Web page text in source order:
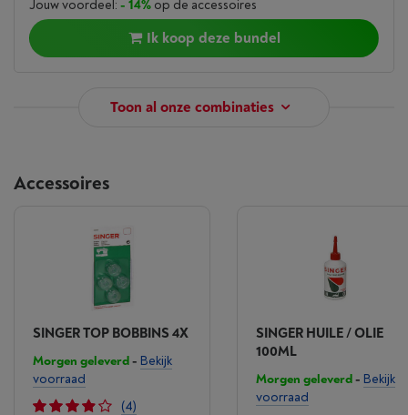
Jouw voordeel: - 14% op de accessoires
Ik koop deze bundel
Toon al onze combinaties
Accessoires
SINGER TOP BOBBINS 4X
Morgen geleverd- Bekijk
voorraad
(4)
SINGER HUILE / OLIE
100ML
Morgen geleverd- Bekijk
voorraad